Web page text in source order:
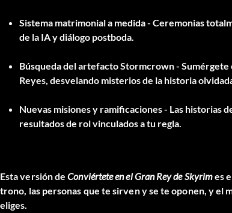
Sistema matrimonial a medida- Ceremonias
de la IA y diálogo postboda.
Búsqueda del artefacto Stormcrown- Sumérgete
Reyes, desvelando misterios de la historia
Nuevas misiones y ramificaciones- Las historias
resultados de rol vinculados a tu regla.
Esta versión deConviértete en el Gran Rey de Skyrimes
trono, las personas que te sirven y se te oponen, y el
eliges.